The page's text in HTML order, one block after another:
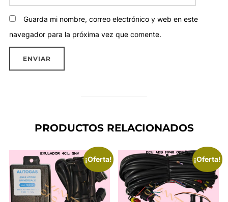
Guarda mi nombre, correo electrónico y web en este
navegador para la próxima vez que comente.
PRODUCTOS RELACIONADOS
¡Oferta! ¡Oferta!